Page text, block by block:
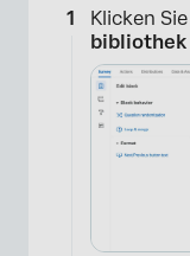
Klicken